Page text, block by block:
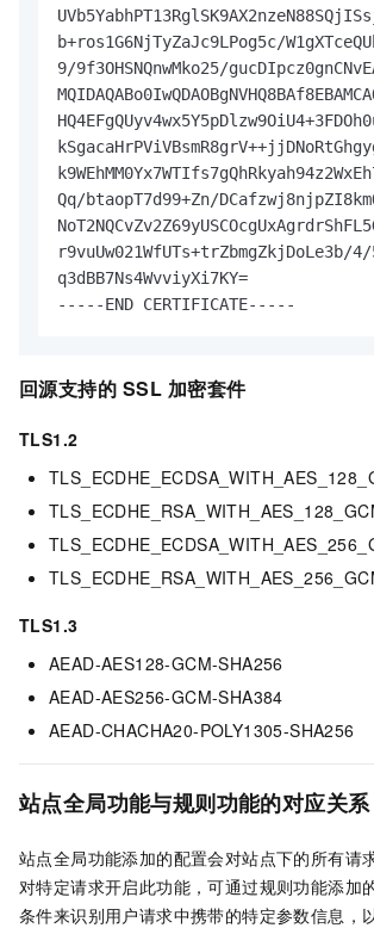
b+ros1G6NjTyZaJc9LPog5c/
9/9f3OHSNQnwMko25/
Qq/btaopT7d99+Zn/
r9vuUw021WfUTs+trZbmgZkjDoLe3b/4/
q3dBB7Ns4WvviyXi7KY=
-----END CERTIFICATE-----
回源支持的 SSL 加密套件
TLS1.2
TLS1.3
AEAD-AES128-GCM-SHA256
AEAD-AES256-GCM-SHA384
AEAD-CHACHA20-POLY1305-SHA256
站点全局功能与规则功能的对应关系
站点全局功能添加的配置会对站点下的所有请
对特定请求开启此功能，可通过规则功能添加
条件来识别用户请求中携带的特定参数信息，